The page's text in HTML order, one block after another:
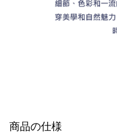
商品の仕様